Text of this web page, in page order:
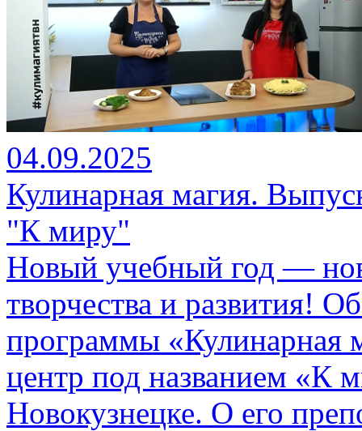
04.09.2025
Кулинарная магия.
"К миру"
Новый учебный год —
творчества и развития!
программы «Кулинарная
центр под названием «К
Новокузнецке. О его